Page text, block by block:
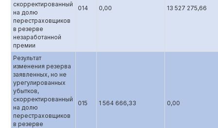
скорректированный
на долю
перестраховщиков
в резерве
незаработанной
премии
014 0,00 13 527 275,66
Результат
изменения резерва
заявленных, но не
урегулированных
убытков,
скорректированный
на долю
перестраховщиков
в резерве
015 1 564 666,33 0,00